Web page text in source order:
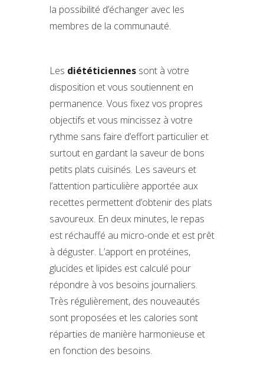
la possibilité d’échanger avec les
membres de la communauté.
Les diététiciennes sont à votre
disposition et vous soutiennent en
permanence. Vous fixez vos propres
objectifs et vous mincissez à votre
rythme sans faire d’effort particulier et
surtout en gardant la saveur de bons
petits plats cuisinés. Les saveurs et
l’attention particulière apportée aux
recettes permettent d’obtenir des plats
savoureux. En deux minutes, le repas
est réchauffé au micro-onde et est prêt
à déguster. L’apport en protéines,
glucides et lipides est calculé pour
répondre à vos besoins journaliers.
Très régulièrement, des nouveautés
sont proposées et les calories sont
réparties de manière harmonieuse et
en fonction des besoins.